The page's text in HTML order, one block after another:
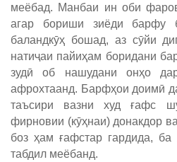
меёбад. Манбаи ин оби
агар бориши зиёди барфу
баландкӯҳ бошад, аз сӯйи
натиҷаи пайиҳам боридани
зудӣ об нашудани онҳо
афрохтаанд. Барфҳои доимӣ
таъсири вазни худ ғафс
фирновии (кӯҳнаи) донакдор
боз ҳам ғафстар гардида,
табдил меёбанд.